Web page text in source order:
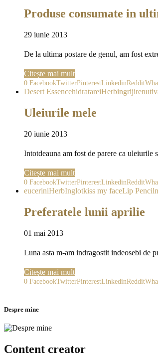
Produse consumate in
29 iunie 2013
De la ultima postare de genul, am fost
Citește mai mult
0 FacebookTwitterPinterestLinkedinReddit
Desert EssencehidratareiHerbingrijire
Uleiurile mele
20 iunie 2013
Intotdeauna am fost de parere ca
Citește mai mult
0 FacebookTwitterPinterestLinkedinReddit
euceriniHerbInglotkiss my faceLip Pencil
Preferatele lunii aprilie
01 mai 2013
Luna asta m-am indragostit indeosebi de
Citește mai mult
0 FacebookTwitterPinterestLinkedinReddit
Despre mine
Content creator